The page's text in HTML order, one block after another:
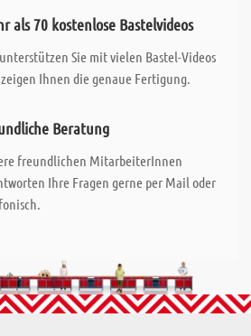
als 70 kostenlose Bastelvideos
Sie mit vielen Bastel-Videos
Ihnen die genaue Fertigung.
Beratung
freundlichen MitarbeiterInnen
Ihre Fragen gerne per Mail oder